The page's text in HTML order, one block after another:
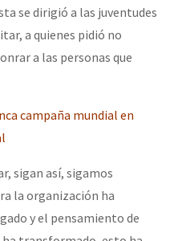
se dirigió a las juventudes
a quienes pidió no
a las personas que
campaña mundial en
sigan así, sigamos
la organización ha
y el pensamiento de